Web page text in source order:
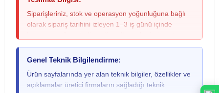
Siparişleriniz, stok ve operasyon yoğunluğuna bağlı
olarak sipariş tarihini izleyen 1–3 iş günü içinde
değişebileceğinden lütfen siparişinizi oluştururken bu
durumu göz önünde bulundurunuz. Teslimat sırasında
fiziksel bir hasar fark ederseniz ya da gitar, keman,
davul gibi yüksek hassasiyete sahip ürünlerde dış
Genel Teknik Bilgilendirme:
Ürün sayfalarında yer alan teknik bilgiler, özellikler ve
açıklamalar üretici firmaların sağladığı teknik